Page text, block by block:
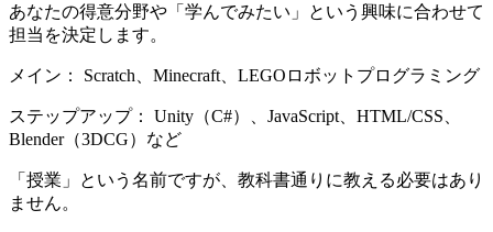
あなたの得意分野や「学んでみたい」という興味に合わせて
担当を決定します。
メイン： Scratch、Minecraft、LEGOロボットプログラミング
ステップアップ： Unity（C#）、JavaScript、HTML/CSS、
Blender（3DCG）など
「授業」という名前ですが、教科書通りに教える必要はあり
ません。